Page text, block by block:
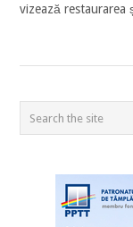
vizează restaurarea
POSTS